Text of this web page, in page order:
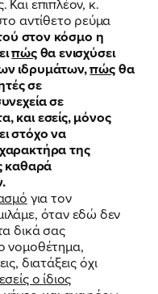
αντίθετο ρεύμα
στον κόσμο η
πώςθα ενισχύσει
ιδρυμάτων,πώςθα
σε
σε
και εσείς, μόνος
στόχο να
της
καθαρά
για τον
όταν εδώ δεν
δικά σας
νομοθέτημα,
διατάξεις όχι
εσείς ο ίδιος